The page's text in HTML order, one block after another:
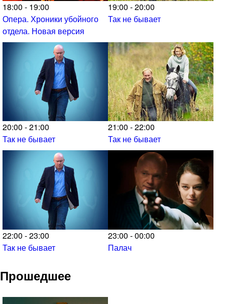
18:00 - 19:00
Опера. Хроники убойного
отдела. Новая версия
19:00 - 20:00
Так не бывает
20:00 - 21:00
Так не бывает
21:00 - 22:00
Так не бывает
22:00 - 23:00
Так не бывает
23:00 - 00:00
Палач
Прошедшее